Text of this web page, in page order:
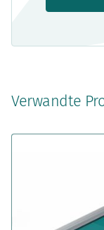
Verwandte